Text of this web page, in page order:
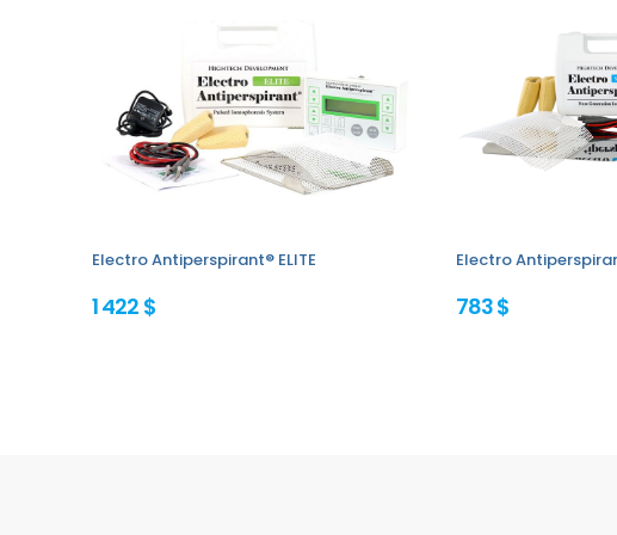
Electro Antiperspirant® ELITE
1 422 $
Electro
783 $